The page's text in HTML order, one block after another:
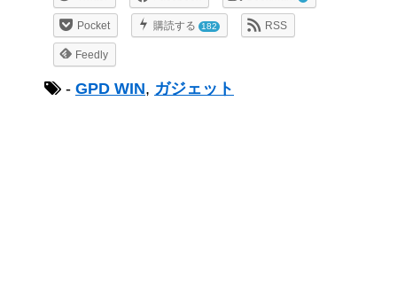
Pocket 購読する 182 RSS
Feedly
- GPD WIN, ガジェット